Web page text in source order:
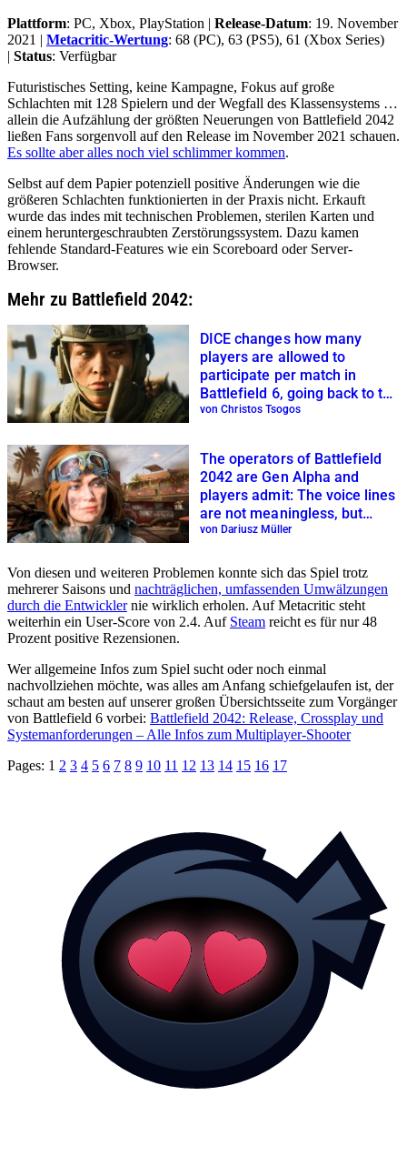
Plattform: PC, Xbox, PlayStation | Release-Datum: 19. November
2021 | Metacritic-Wertung: 68 (PC), 63 (PS5), 61 (Xbox Series)
| Status: Verfügbar
Futuristisches Setting, keine Kampagne, Fokus auf große
Schlachten mit 128 Spielern und der Wegfall des Klassensystems …
allein die Aufzählung der größten Neuerungen von Battlefield 2042
ließen Fans sorgenvoll auf den Release im November 2021 schauen.
Es sollte aber alles noch viel schlimmer kommen.
Selbst auf dem Papier potenziell positive Änderungen wie die
größeren Schlachten funktionierten in der Praxis nicht. Erkauft
wurde das indes mit technischen Problemen, sterilen Karten und
einem heruntergeschraubten Zerstörungssystem. Dazu kamen
fehlende Standard-Features wie ein Scoreboard oder Server-
Browser.
Mehr zu Battlefield 2042:
DICE changes how many
players are allowed to
participate per match in
Battlefield 6, going back to the
“good old times.”
von Christos Tsogos
The operators of Battlefield
2042 are Gen Alpha and
players admit: The voice lines
are not meaningless, but
perfect
von Dariusz Müller
Von diesen und weiteren Problemen konnte sich das Spiel trotz
mehrerer Saisons und nachträglichen, umfassenden Umwälzungen
durch die Entwicklernie wirklich erholen. Auf Metacritic steht
weiterhin ein User-Score von 2.4. Auf Steam reicht es für nur 48
Prozent positive Rezensionen.
Wer allgemeine Infos zum Spiel sucht oder noch einmal
nachvollziehen möchte, was alles am Anfang schiefgelaufen ist, der
schaut am besten auf unserer großen Übersichtsseite zum Vorgänger
von Battlefield 6 vorbei: Battlefield 2042: Release, Crossplay und
Systemanforderungen – Alle Infos zum Multiplayer-Shooter
Pages: 1 2 3 4 5 6 7 8 9 10 11 12 13 14 15 16 17